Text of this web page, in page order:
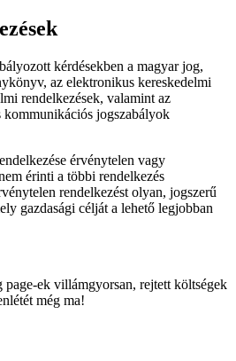
kérdésekben a magyar jog,
az elektronikus kereskedelmi
rendelkezések, valamint az
kommunikációs jogszabályok
érvénytelen vagy
érinti a többi rendelkezés
rendelkezést olyan, jogszerű
gazdasági célját a lehető legjobban
ek villámgyorsan, rejtett költségek
még ma!